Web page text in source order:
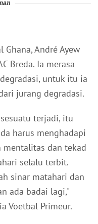
Ghana, André Ayew
Breda. Ia merasa
untuk itu ia
jurang degradasi.
sesuatu terjadi, itu
harus menghadapi
mentalitas dan tekad
selalu terbit.
sinar matahari dan
ada badai lagi,"
Voetbal Primeur.